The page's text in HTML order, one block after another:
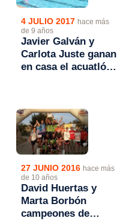
4 JULIO 2017 hace más
de 9 años
Javier Galván y
Carlota Juste ganan
en casa el acuatlón
27 JUNIO 2016 hace más
de 10 años
David Huertas y
Marta Borbón
campeones de